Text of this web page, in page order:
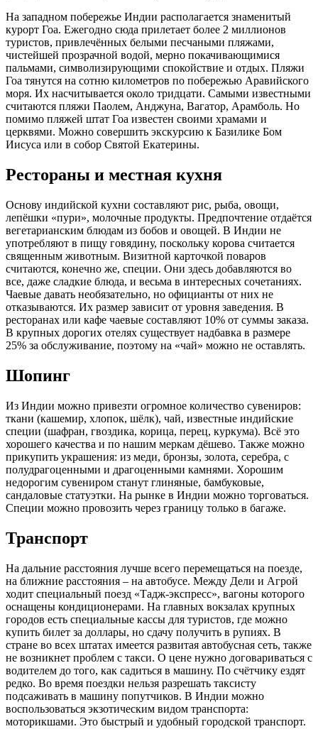
На западном побережье Индии располагается знаменитый
курорт Гоа. Ежегодно сюда прилетает более 2 миллионов
туристов, привлечённых белыми песчаными пляжами,
чистейшей прозрачной водой, мерно покачивающимися
пальмами, символизирующими спокойствие и отдых. Пляжи
Гоа тянутся на сотню километров по побережью Аравийского
моря. Их насчитывается около тридцати. Самыми известными
считаются пляжи Паолем, Анджуна, Вагатор, Арамболь. Но
помимо пляжей штат Гоа известен своими храмами и
церквями. Можно совершить экскурсию к Базилике Бом
Иисуса или в собор Святой Екатерины.
Рестораны и местная кухня
Основу индийской кухни составляют рис, рыба, овощи,
лепёшки «пури», молочные продукты. Предпочтение отдаётся
вегетарианским блюдам из бобов и овощей. В Индии не
употребляют в пищу говядину, поскольку корова считается
священным животным. Визитной карточкой поваров
считаются, конечно же, специи. Они здесь добавляются во
все, даже сладкие блюда, и весьма в интересных сочетаниях.
Чаевые давать необязательно, но официанты от них не
отказываются. Их размер зависит от уровня заведения. В
ресторанах или кафе чаевые составляют 10% от суммы заказа.
В крупных дорогих отелях существует надбавка в размере
25% за обслуживание, поэтому на «чай» можно не оставлять.
Шопинг
Из Индии можно привезти огромное количество сувениров:
ткани (кашемир, хлопок, шёлк), чай, известные индийские
специи (шафран, гвоздика, корица, перец, куркума). Всё это
хорошего качества и по нашим меркам дёшево. Также можно
прикупить украшения: из меди, бронзы, золота, серебра, с
полудрагоценными и драгоценными камнями. Хорошим
недорогим сувениром станут глиняные, бамбуковые,
сандаловые статуэтки. На рынке в Индии можно торговаться.
Специи можно провозить через границу только в багаже.
Транспорт
На дальние расстояния лучше всего перемещаться на поезде,
на ближние расстояния – на автобусе. Между Дели и Агрой
ходит специальный поезд «Тадж-экспресс», вагоны которого
оснащены кондиционерами. На главных вокзалах крупных
городов есть специальные кассы для туристов, где можно
купить билет за доллары, но сдачу получить в рупиях. В
стране во всех штатах имеется развитая автобусная сеть, также
не возникнет проблем с такси. О цене нужно договариваться с
водителем до того, как садиться в машину. По счётчику ездят
редко. Во время поездки нельзя разрешать таксисту
подсаживать в машину попутчиков. В Индии можно
воспользоваться экзотическим видом транспорта:
моторикшами. Это быстрый и удобный городской транспорт.